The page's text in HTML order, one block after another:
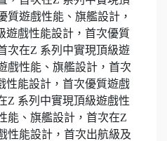
質遊戲性能、旗艦設計，
遊戲性能設計，首次優質
次在Z 系列中實現頂級遊
戲性能、旗艦設計，首次
性能設計，首次優質遊戲
Z 系列中實現頂級遊戲性
能、旗艦設計，首次在Z
性能設計，首次出航級及